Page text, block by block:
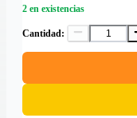
2 en existencias
Cantidad: